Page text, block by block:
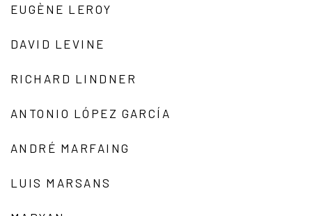
EUGÈNE LEROY
DAVID LEVINE
RICHARD LINDNER
ANTONIO LÓPEZ GARCÍA
ANDRÉ MARFAING
LUIS MARSANS